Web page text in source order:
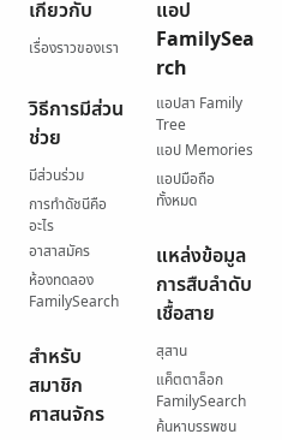
เกี่ยวกับ
เรื่องราวของเรา
วิธีการมีส่วน
ช่วย
มีส่วนร่วม
การทำดัชนีคือ
อะไร
อาสาสมัคร
ห้องทดลอง
FamilySearch
สำหรับ
สมาชิก
ศาสนจักร
แอป
FamilySea
rch
แอปสา Family
Tree
แอป Memories
แอปมือถือ
ทั้งหมด
แหล่งข้อมูล
การสืบลำดับ
เชื้อสาย
สุสาน
แค็ตตาล็อก
FamilySearch
ค้นหาบรรพชน